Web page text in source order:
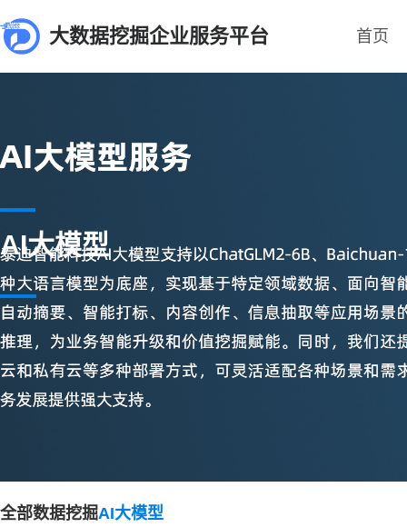
大数据挖掘企业服务平台 首页
AI大模型
全部数据挖掘AI大模型